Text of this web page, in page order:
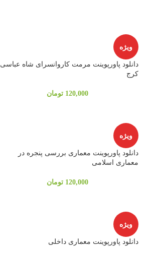
ویژه
دانلود پاورپوینت مرمت کاروانسرای شاه عباسی
کرج
120,000 تومان
ویژه
دانلود پاورپوینت معماری بررسی پنجره در
معماری اسلامی
120,000 تومان
ویژه
دانلود پاورپوینت معماری داخلی